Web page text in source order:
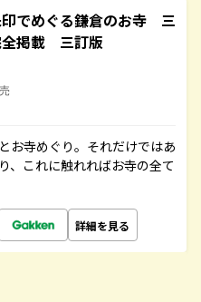
でめぐる鎌倉のお寺 三
全掲載 三訂版
お寺めぐり。それだけではあ
、これに触れればお寺の全て
詳細を見る